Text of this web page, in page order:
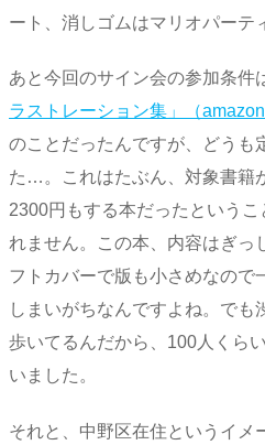
ート、消しゴムはマリオパーテ
あと今回のサイン会の参加条件
ラストレーション集」（amazon
のことだったんですが、どうも
た…。これはたぶん、対象書籍
2300円もする本だったという
れません。この本、内容はぎっ
フトカバーで版も小さめなので
しまいがちなんですよね。で
歩いてるんだから、100人くら
いました。
それと、中野区在住というイメ